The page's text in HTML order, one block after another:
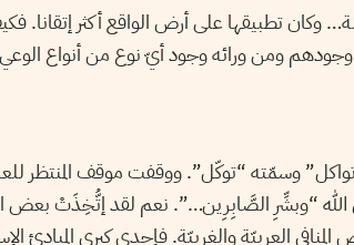
وكان تطبيقها على أرض الواقع أكثر إتقانا.
ومن ورائه وجود أيّ نوع من أنواع
وسمّته “توكّل”. ووقفت موقف المنتظر
“وبشِّرِ الصَّابِرِين…”. نعم لقد إتُّخِذَتْ بعض
العربيّة والغربيّة. فإحدى كبرى المبادئ